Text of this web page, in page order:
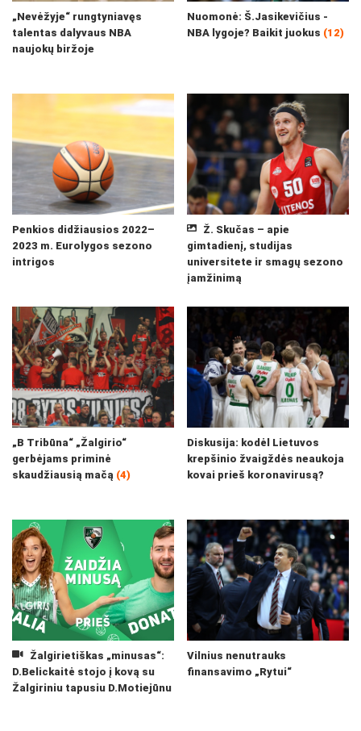
„Nevėžyje“ rungtyniavęs
talentas dalyvaus NBA
naujokų biržoje
Nuomonė: Š.Jasikevičius -
NBA lygoje? Baikit juokus (12)
Penkios didžiausios 2022–
2023 m. Eurolygos sezono
intrigos
Ž. Skučas – apie
gimtadienį, studijas
universitete ir smagų sezono
įamžinimą
„B Tribūna“ „Žalgirio“
gerbėjams priminė
skaudžiausią mačą (4)
Diskusija: kodėl Lietuvos
krepšinio žvaigždės neaukoja
kovai prieš koronavirusą?
Žalgirietiškas „minusas“:
D.Belickaitė stojo į kovą su
Žalgiriniu tapusiu D.Motiejūnu
Vilnius nenutrauks
finansavimo „Rytui“